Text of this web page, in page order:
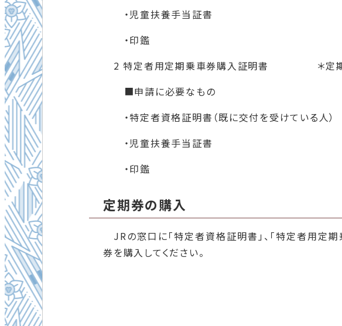
・児童扶養手当証書
・印鑑
2 特定者用定期乗車券購入証明書 ＊定期券
■申請に必要なもの
・特定者資格証明書（既に交付を受けている人）
・児童扶養手当証書
・印鑑
定期券の購入
JRの窓口に「特定者資格証明書」、「特定者用定
券を購入してください。